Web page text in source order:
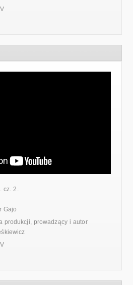
cz. 2.
Gajo
produkcji, prowadzący i autor